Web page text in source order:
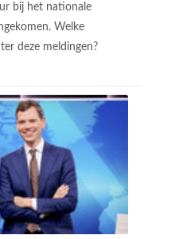
bij het nationale
Welke
deze meldingen?